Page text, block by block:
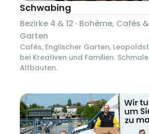
Schwabing
Bezirke 4 & 12 · Bohème, Cafés
Garten
Cafés, Englischer Garten,
bei Kreativen und Familien.
Altbauten.